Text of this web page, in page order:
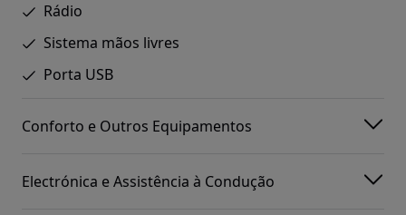
Rádio
Sistema mãos livres
Porta USB
Conforto e Outros Equipamentos
Electrónica e Assistência à Condução